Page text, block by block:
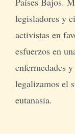
legisladores y
activistas en
esfuerzos en
enfermedades
legalizamos el
eutanasia.